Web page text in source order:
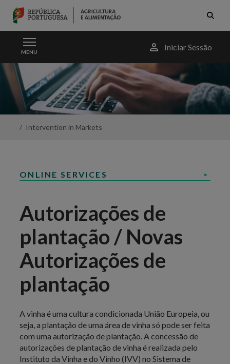
Skip to Main Content
MENU
MenuIniciar Sessão
Novas
Autorizações
Plantação
Intervention in Markets
ONLINE SERVICES
Autorizações de
plantação / Novas
Autorizações de
plantação
A vinha é uma cultura condicionada União Europeia, ou
seja, a plantação de uma área de vinha só pode ser feita
com uma autorização de plantação. A concessão de
autorizações de plantação de vinha é realizada pelo
Instituto da Vinha e do Vinho (IVV) no Sistema de